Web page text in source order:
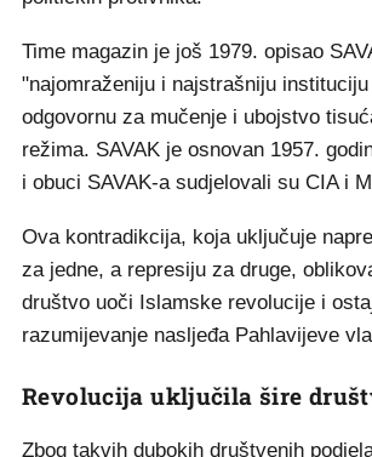
Time magazin je još 1979. opisao
"najomraženiju i najstrašniju instituciju
odgovornu za mučenje i ubojstvo
režima. SAVAK je osnovan 1957.
i obuci SAVAK-a sudjelovali su CIA i
Ova kontradikcija, koja uključuje
za jedne, a represiju za druge,
društvo uoči Islamske revolucije i
razumijevanje nasljeđa Pahlavijeve
Revolucija uključila šire
Zbog takvih dubokih društvenih